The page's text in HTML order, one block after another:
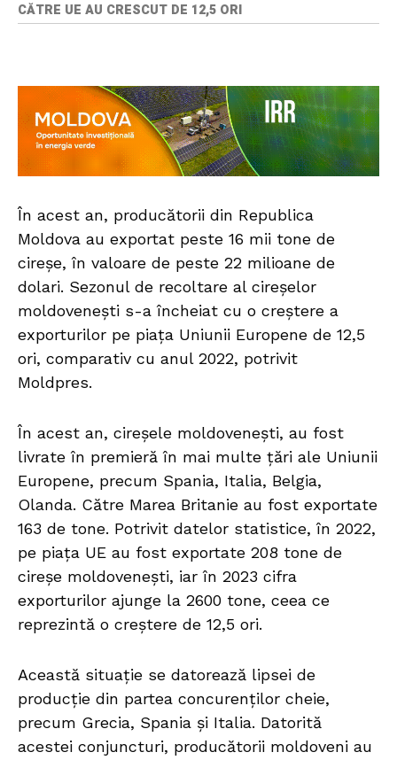
CĂTRE UE AU CRESCUT DE 12,5 ORI
În acest an, producătorii din Republica
Moldova au exportat peste 16 mii tone de
cireșe, în valoare de peste 22 milioane de
dolari. Sezonul de recoltare al cireșelor
moldovenești s-a încheiat cu o creștere a
exporturilor pe piața Uniunii Europene de 12,5
ori, comparativ cu anul 2022, potrivit
Moldpres.
În acest an, cireșele moldovenești, au fost
livrate în premieră în mai multe țări ale Uniunii
Europene, precum Spania, Italia, Belgia,
Olanda. Către Marea Britanie au fost exportate
163 de tone. Potrivit datelor statistice, în 2022,
pe piața UE au fost exportate 208 tone de
cireșe moldovenești, iar în 2023 cifra
exporturilor ajunge la 2600 tone, ceea ce
reprezintă o creștere de 12,5 ori.
Această situație se datorează lipsei de
producție din partea concurenților cheie,
precum Grecia, Spania și Italia. Datorită
acestei conjuncturi, producătorii moldoveni au